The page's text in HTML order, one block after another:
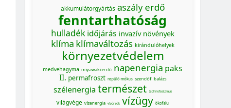
akkumulátorgyártás aszály erdő
fenntarthatóság
hulladék időjárás invazív növények
klíma klímaváltozás kirándulóhelyek
környezetvédelem
medvehagyma miyawaki erdő napenergia paks
II. permafroszt repülő mókus szendőfi balázs
szélenergia természet technofasizmus
világvége vízenergia vízőrzők vízügy ökofalu